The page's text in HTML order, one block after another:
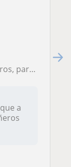
y niveles
a